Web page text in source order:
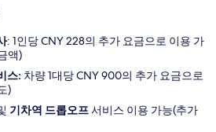
: 1인당 CNY 228의 추가 요금으로 이용 가
액)
스: 차량 1대당 CNY 900의 추가 요금으로
)
기차역 드롭오프서비스 이용 가능(추가